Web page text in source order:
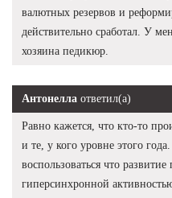
валютных резервов и
действительно сработал. У
хозяина педикюр.
Антонелла ответил(а)
Равно кажется, что кто-то
и те, у кого уровне этого
воспользоваться что
гиперсинхронной